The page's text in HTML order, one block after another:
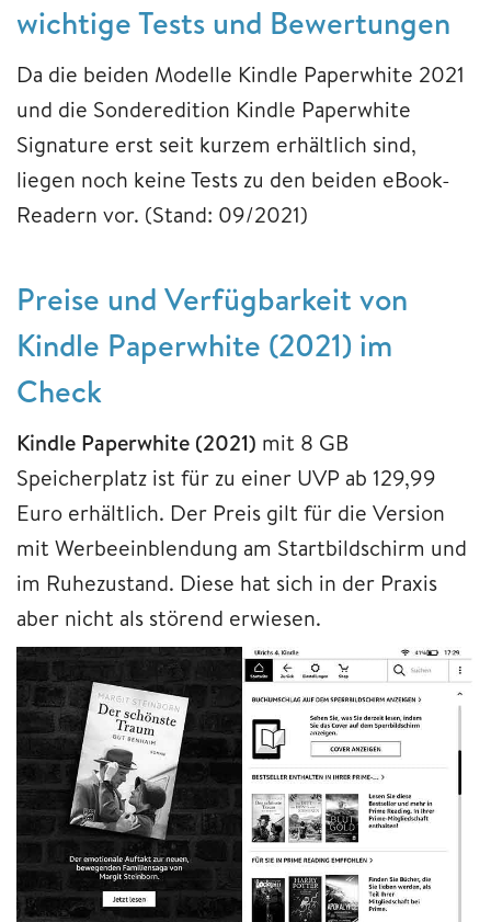
wichtige Tests und Bewertungen
Da die beiden Modelle Kindle Paperwhite 2021
und die Sonderedition Kindle Paperwhite
Signature erst seit kurzem erhältlich sind,
liegen noch keine Tests zu den beiden eBook-
Readern vor. (Stand: 09/2021)
Preise und Verfügbarkeit von
Kindle Paperwhite (2021) im
Check
Kindle Paperwhite (2021) mit 8 GB
Speicherplatz ist für zu einer UVP ab 129,99
Euro erhältlich. Der Preis gilt für die Version
mit Werbeeinblendung am Startbildschirm und
im Ruhezustand. Diese hat sich in der Praxis
aber nicht als störend erwiesen.